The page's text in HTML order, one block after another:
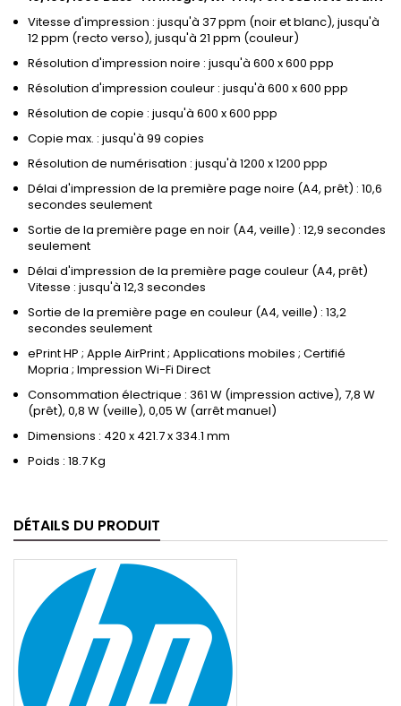
Vitesse d'impression : jusqu'à 37 ppm (noir et blanc), jusqu'à
12 ppm (recto verso), jusqu'à 21 ppm (couleur)
Résolution d'impression noire : jusqu'à 600 x 600 ppp
Résolution d'impression couleur : jusqu'à 600 x 600 ppp
Résolution de copie : jusqu'à 600 x 600 ppp
Copie max. : jusqu'à 99 copies
Résolution de numérisation : jusqu'à 1200 x 1200 ppp
Délai d'impression de la première page noire (A4, prêt) : 10,6
secondes seulement
Sortie de la première page en noir (A4, veille) : 12,9 secondes
seulement
Délai d'impression de la première page couleur (A4, prêt)
Vitesse : jusqu'à 12,3 secondes
Sortie de la première page en couleur (A4, veille) : 13,2
secondes seulement
ePrint HP ; Apple AirPrint ; Applications mobiles ; Certifié
Mopria ; Impression Wi-Fi Direct
Consommation électrique : 361 W (impression active), 7,8 W
(prêt), 0,8 W (veille), 0,05 W (arrêt manuel)
Dimensions : 420 x 421.7 x 334.1 mm
Poids : 18.7 Kg
DÉTAILS DU PRODUIT